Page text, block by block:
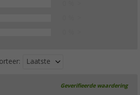
Laatste
Geverifieerde waardering